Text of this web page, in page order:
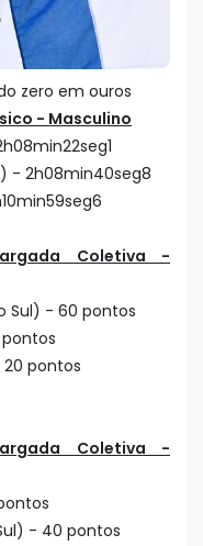
zero em ouros
- Masculino
- 2h08min40seg8
Coletiva -
Sul) - 60 pontos
pontos
Coletiva -
- 40 pontos